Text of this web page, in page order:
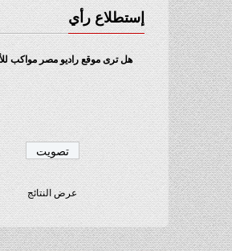
إستطلاع رأي
هل ترى موقع راديو مصر مواكب
عرض النتائج